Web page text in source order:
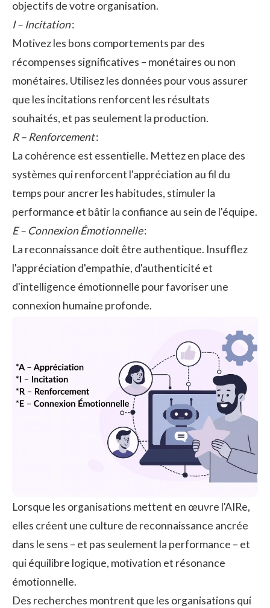
objectifs de votre organisation.
I – Incitation:
Motivez les bons comportements par des
récompenses significatives – monétaires ou non
monétaires. Utilisez les données pour vous assurer
que les incitations renforcent les résultats
souhaités, et pas seulement la production.
R – Renforcement:
La cohérence est essentielle. Mettez en place des
systèmes qui renforcent l'appréciation au fil du
temps pour ancrer les habitudes, stimuler la
performance et bâtir la confiance au sein de l'équipe.
E – Connexion Émotionnelle:
La reconnaissance doit être authentique. Insufflez
l'appréciation d'empathie, d'authenticité et
d'intelligence émotionnelle pour favoriser une
connexion humaine profonde.
Lorsque les organisations mettent en œuvre l'AIRe,
elles créent une culture de reconnaissance ancrée
dans le sens – et pas seulement la performance – et
qui équilibre logique, motivation et résonance
émotionnelle.
Des recherches montrent que les organisations qui